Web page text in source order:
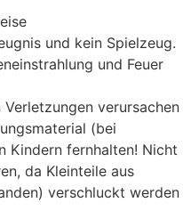
und kein Spielzeug.
und Feuer
verursachen
(bei
Kindern fernhalten! Nicht
da Kleinteile aus
verschluckt werden